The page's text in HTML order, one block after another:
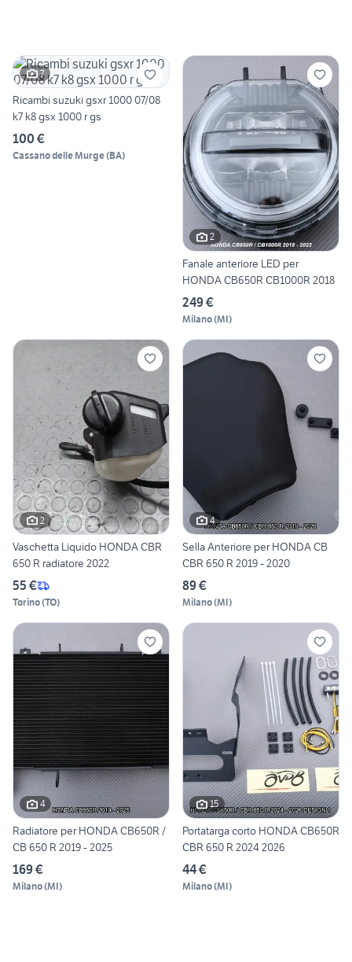
7
Ricambi suzuki gsxr 1000 07/08
k7 k8 gsx 1000 r gs
100 €
Cassano delle Murge(BA)
2
Fanale anteriore LED per
HONDA CB650R CB1000R 2018
249 €
Milano(MI)
2
Vaschetta Liquido HONDA CBR
650 R radiatore 2022
55 €
Torino(TO)
4
Sella Anteriore per HONDA CB
CBR 650 R 2019 - 2020
89 €
Milano(MI)
4
Radiatore per HONDA CB650R /
CB 650 R 2019 - 2025
169 €
Milano(MI)
15
Portatarga corto HONDA CB650R
CBR 650 R 2024 2026
44 €
Milano(MI)